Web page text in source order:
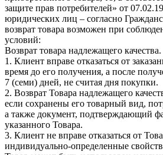
защите прав потребителей» от
юридических лиц – согласно
возврат товара возможен при
условий:
Возврат товара надлежащего качества.
1. Клиент вправе отказаться от
время до его получения, а после
7 (семи) дней, не считая дня покупки.
2. Возврат Товара надлежащего
если сохранены его товарный вид,
а также документ, подтверждающий
указанного Товара.
3. Клиент не вправе отказаться от
индивидуально-определенные